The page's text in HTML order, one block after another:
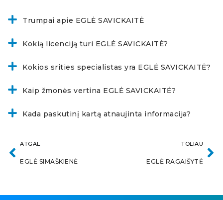
Trumpai apie EGLĖ SAVICKAITĖ
Kokią licenciją turi EGLĖ SAVICKAITĖ?
Kokios srities specialistas yra EGLĖ SAVICKAITĖ?
Kaip žmonės vertina EGLĖ SAVICKAITĖ?
Kada paskutinį kartą atnaujinta informacija?
ATGAL
EGLĖ SIMAŠKIENĖ
TOLIAU
EGLĖ RAGAIŠYTĖ